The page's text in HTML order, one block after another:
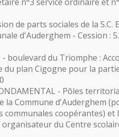
de parts sociales de la S.C.
d'Auderghem - Cession :
boulevard du Triomphe :
plan Cigogne pour la partie
- Pôles
la Commune d'Auderghem
coopérantes) et
du Centre